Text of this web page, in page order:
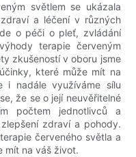
světlem se ukázala
a léčení v různých
o péči o pleť, zvládání
terapie červeným
zkušeností v oboru jsme
které může mít na
i nadále využíváme sílu
že se o její neuvěřitelné
počtem jednotlivců a
zdraví a pohody.
červeného světla a
mít na váš život.